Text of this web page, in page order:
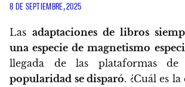
8 DE SEPTIEMBRE, 2025
Las adaptaciones de libros
una especie de magnetismo
llegada de las plataformas de
popularidad se disparó. ¿Cuál es